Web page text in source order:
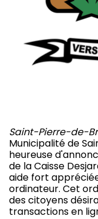
Saint-Pierre-de-
Municipalité de
heureuse
de la Caisse
aide fort
ordinateur. Cet
des citoyens
transactions en